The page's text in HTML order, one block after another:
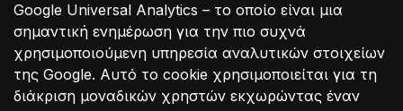
Google Universal Analytics – το οποίο είναι μια
σημαντική ενημέρωση για την πιο συχνά
χρησιμοποιούμενη υπηρεσία αναλυτικών στοιχείων
της Google. Αυτό το cookie χρησιμοποιείται για τη
διάκριση μοναδικών χρηστών εκχωρώντας έναν